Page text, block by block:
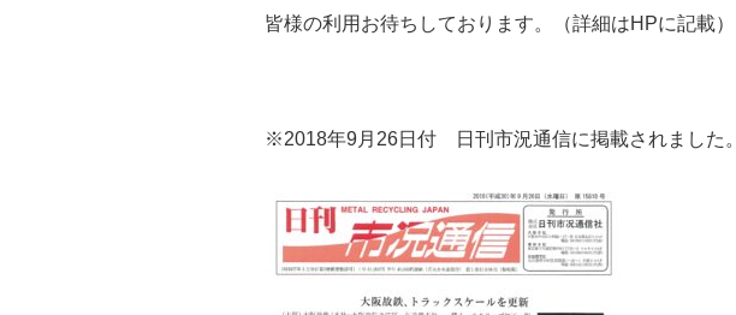
皆様の利用お待ちしております。（詳細はHPに記載）
※2018年9月26日付 日刊市況通信に掲載されました。